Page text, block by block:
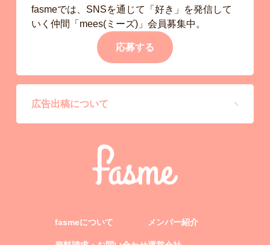
fasmeでは、SNSを通じて「好き」を発信して
いく仲間「mees(ミーズ)」会員募集中。
応募する
広告出稿について
fasmeについて メンバー紹介